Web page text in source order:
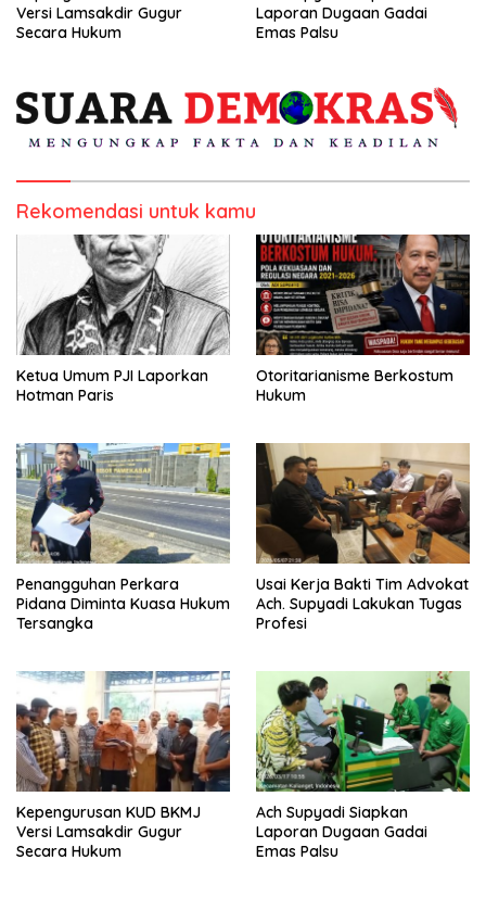
Versi Lamsakdir Gugur
Secara Hukum
Laporan Dugaan Gadai
Emas Palsu
Rekomendasi untuk kamu
Ketua Umum PJI Laporkan
Hotman Paris
Otoritarianisme Berkostum
Hukum
Penangguhan Perkara
Pidana Diminta Kuasa Hukum
Tersangka
Usai Kerja Bakti Tim Advokat
Ach. Supyadi Lakukan Tugas
Profesi
Kepengurusan KUD BKMJ
Versi Lamsakdir Gugur
Secara Hukum
Ach Supyadi Siapkan
Laporan Dugaan Gadai
Emas Palsu